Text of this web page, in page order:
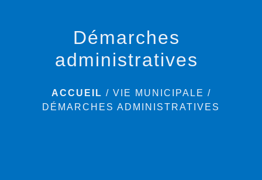
Démarches
administratives
ACCUEIL / VIE MUNICIPALE /
DÉMARCHES ADMINISTRATIVES